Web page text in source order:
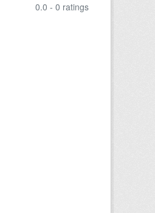
0.0 - 0 ratings